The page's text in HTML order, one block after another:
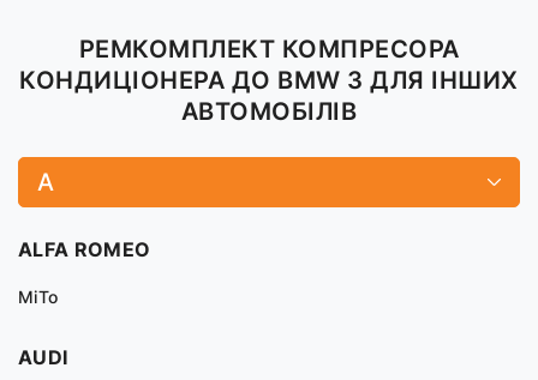
РЕМКОМПЛЕКТ КОМПРЕСОРА
КОНДИЦІОНЕРА ДО BMW 3 ДЛЯ ІНШИХ
АВТОМОБІЛІВ
A
ALFA ROMEO
MiTo
AUDI